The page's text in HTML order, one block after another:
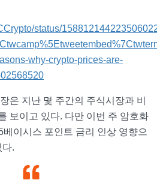
status/
why-crypto-prices-are-
은 지난 몇 주간의 주식시장과 비
보이고 있다. 다만 이번 주 암호화
이시스 포인트 금리 인상 영향으
다.